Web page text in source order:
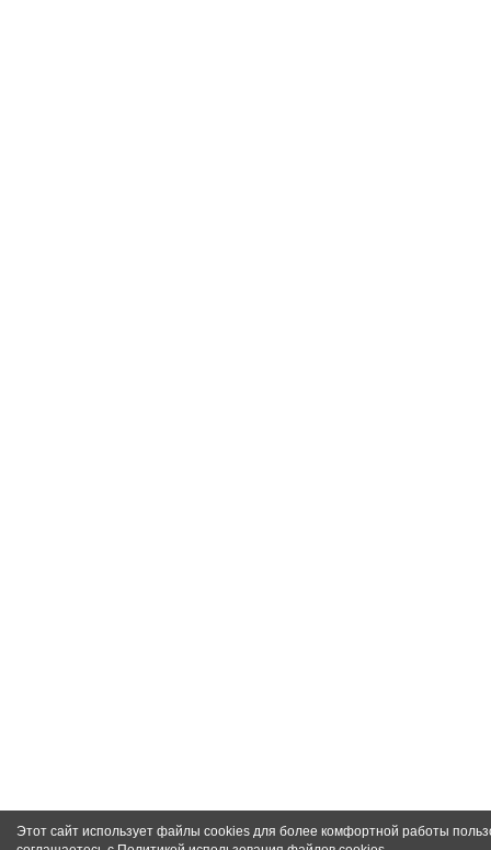
Этот сайт использует файлы cookies для более комфортной работы